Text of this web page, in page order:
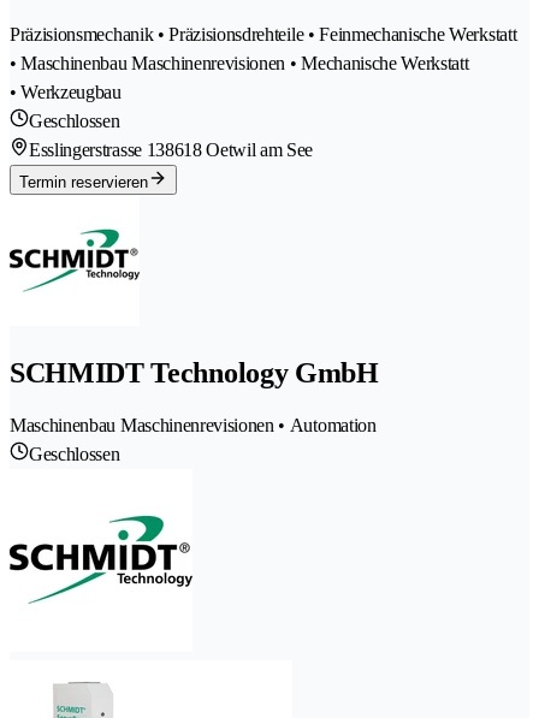
Präzisionsmechanik • Präzisionsdrehteile • Feinmechanische Werkstatt
• Maschinenbau Maschinenrevisionen • Mechanische Werkstatt
• Werkzeugbau
Geschlossen
Esslingerstrasse 138618 Oetwil am See
Termin reservieren
SCHMIDT Technology GmbH
Maschinenbau Maschinenrevisionen • Automation
Geschlossen